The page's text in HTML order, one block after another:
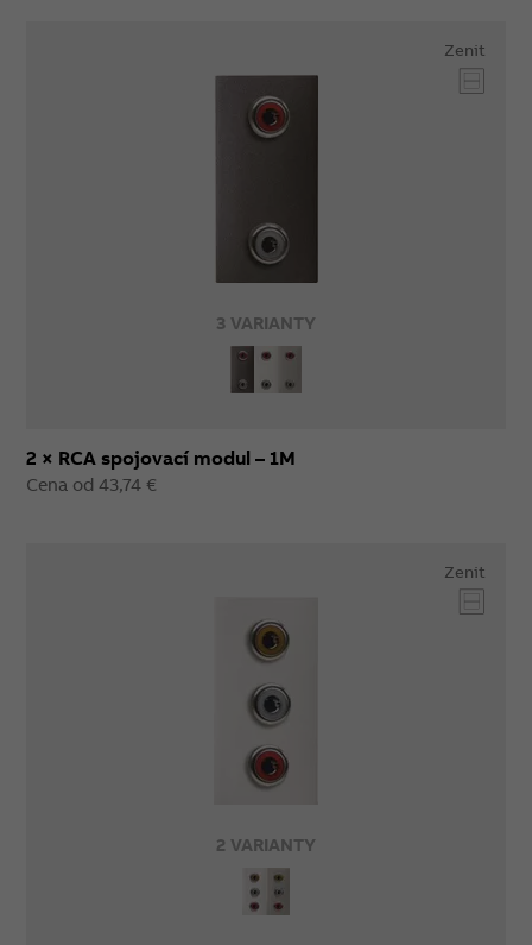
3 VARIANTY
Zenit
2 × RCA spojovací modul – 1M
Cena od 43,74 €
2 VARIANTY
Zenit